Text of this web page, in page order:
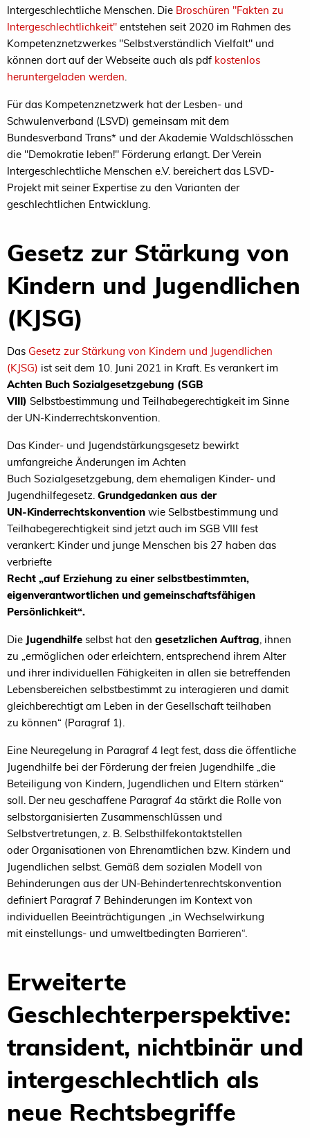
Intergeschlechtliche Menschen. Die Broschüren "Fakten zu
Intergeschlechtlichkeit" entstehen seit 2020 im Rahmen des
Kompetenznetzwerkes "Selbst.verständlich Vielfalt" und
können dort auf der Webseite auch als pdf kostenlos
heruntergeladen werden
Für das Kompetenznetzwerk hat der Lesben- und
Schwulenverband (LSVD) gemeinsam mit dem
Bundesverband Trans* und der Akademie Waldschlösschen
die "Demokratie leben!" Förderung erlangt. Der Verein
Intergeschlechtliche Menschen e.V. bereichert das LSVD-
Projekt mit seiner Expertise zu den Varianten der
geschlechtlichen Entwicklung.
Gesetz zur Stärkung von
Kindern und Jugendlichen
(KJSG)
Das Gesetz zur Stärkung von Kindern und Jugendlichen
(KJSG) ist seit dem 10. Juni 2021 in Kraft. Es verankert im
Achten Buch Sozialgesetzgebung (SGB
VIII) Selbstbestimmung und Teilhabegerechtigkeit im Sinne
der UN-Kinderrechtskonvention.
Das Kinder- und Jugendstärkungsgesetz bewirkt
umfangreiche Änderungen im Achten
Buch Sozialgesetzgebung, dem ehemaligen Kinder- und
Jugendhilfegesetz. Grundgedanken aus der
UN-Kinderrechtskonvention wie Selbstbestimmung und
Teilhabegerechtigkeit sind jetzt auch im SGB VIII fest
verankert: Kinder und junge Menschen bis 27 haben das
verbriefte
Recht „auf Erziehung zu einer selbstbestimmten,
eigenverantwortlichen und gemeinschaftsfähigen
Persönlichkeit“.
Die Jugendhilfe selbst hat den gesetzlichen Auftrag, ihnen
zu „ermöglichen oder erleichtern, entsprechend ihrem Alter
und ihrer individuellen Fähigkeiten in allen sie betreffenden
Lebensbereichen selbstbestimmt zu interagieren und damit
gleichberechtigt am Leben in der Gesellschaft teilhaben
zu können“ (Paragraf 1).
Eine Neuregelung in Paragraf 4 legt fest, dass die öffentliche
Jugendhilfe bei der Förderung der freien Jugendhilfe „die
Beteiligung von Kindern, Jugendlichen und Eltern stärken“
soll. Der neu geschaffene Paragraf 4a stärkt die Rolle von
selbstorganisierten Zusammenschlüssen und
Selbstvertretungen, z. B. Selbsthilfekontaktstellen
oder Organisationen von Ehrenamtlichen bzw. Kindern und
Jugendlichen selbst. Gemäß dem sozialen Modell von
Behinderungen aus der UN-Behindertenrechtskonvention
definiert Paragraf 7 Behinderungen im Kontext von
individuellen Beeinträchtigungen „in Wechselwirkung
mit einstellungs- und umweltbedingten Barrieren“.
Erweiterte
Geschlechterperspektive:
transident, nichtbinär und
intergeschlechtlich als
neue Rechtsbegriffe